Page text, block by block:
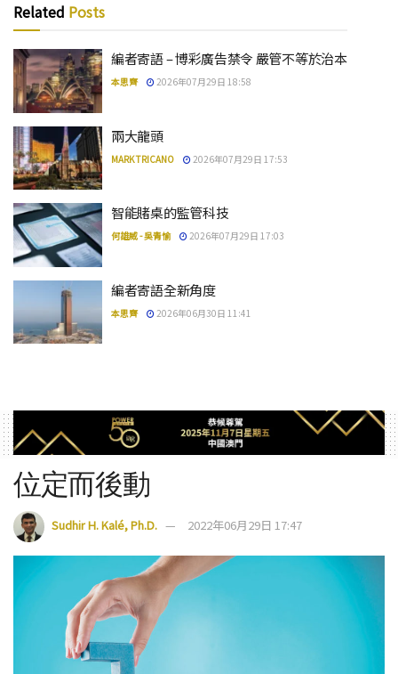
Related Posts
編者寄語 – 博彩廣告禁令 嚴管不等於治本
本思齊 2026年07月29日 18:58
兩大龍頭
MARK TRICANO 2026年07月29日 17:53
智能賭桌的監管科技
何雄威 - 吳青愉 2026年07月29日 17:03
編者寄語全新角度
本思齊 2026年06月30日 11:41
位定而後動
Sudhir H. Kalé, Ph.D. 2022年06月29日 17:47